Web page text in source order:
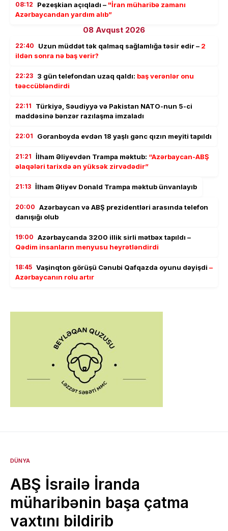
08:12 Pezeşkian açıqladı – "İran müharibə zamanı
Azərbaycandan yardım alıb”
08 Avqust 2026
22:40 Uzun müddət tək qalmaq sağlamlığa təsir edir – 2
ildən sonra nə baş verir?
22:23 3 gün telefondan uzaq qaldı: baş verənlər onu
təəccübləndirdi
22:11
Türkiyə, Səudiyyə və Pakistan NATO-nun 5-ci
maddəsinə bənzər razılaşma imzaladı
22:01 Goranboyda evdən 18 yaşlı gənc qızın meyiti tapıldı
21:21 İlham Əliyevdən Trampa məktub: “Azərbaycan-ABŞ
əlaqələri tarixdə ən yüksək zirvədədir”
21:13 İlham Əliyev Donald Trampa məktub ünvanlayıb
20:00 Azərbaycan və ABŞ prezidentləri arasında telefon
danışığı olub
19:00 Azərbaycanda 3200 illik sirli mətbəx tapıldı –
Qədim insanların menyusu heyrətləndirdi
18:45 Vaşinqton görüşü Cənubi Qafqazda oyunu dəyişdi –
Azərbaycanın rolu artır
DÜNYA
ABŞ İsrailə İranda
müharibənin başa çatma
vaxtını bildirib